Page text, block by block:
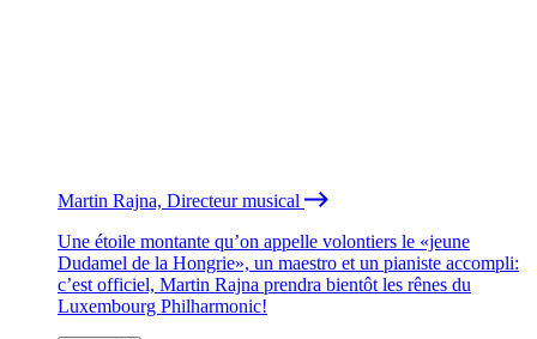
Martin Rajna, Directeur musical
Une étoile montante qu’on appelle volontiers le «jeune
Dudamel de la Hongrie», un maestro et un pianiste accompli:
c’est officiel, Martin Rajna prendra bientôt les rênes du
Luxembourg Philharmonic!